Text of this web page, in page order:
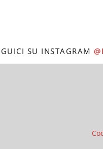
SU INSTAGRAM